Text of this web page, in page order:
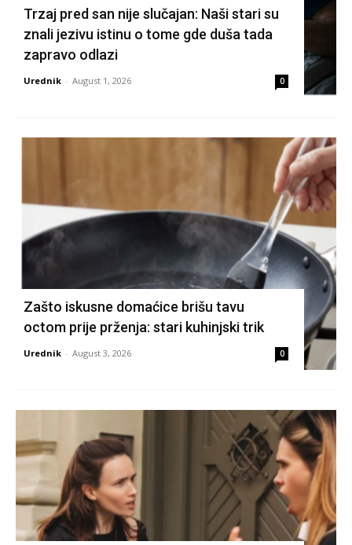
Trzaj pred san nije slučajan: Naši stari su
znali jezivu istinu o tome gde duša tada
zapravo odlazi
Urednik - August 1, 2026 0
Zašto iskusne domaćice brišu tavu
octom prije prženja: stari kuhinjski trik
Urednik - August 3, 2026 0